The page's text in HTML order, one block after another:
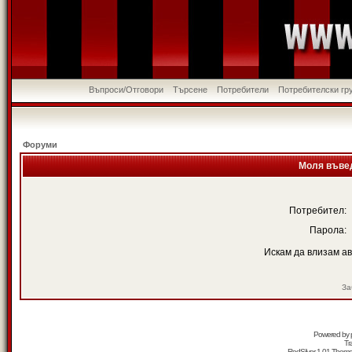
Въпроси/Отговори Търсене Потребители Потребителски
Форуми
Моля
Потребител:
Парола:
Искам да влизам
Powered by